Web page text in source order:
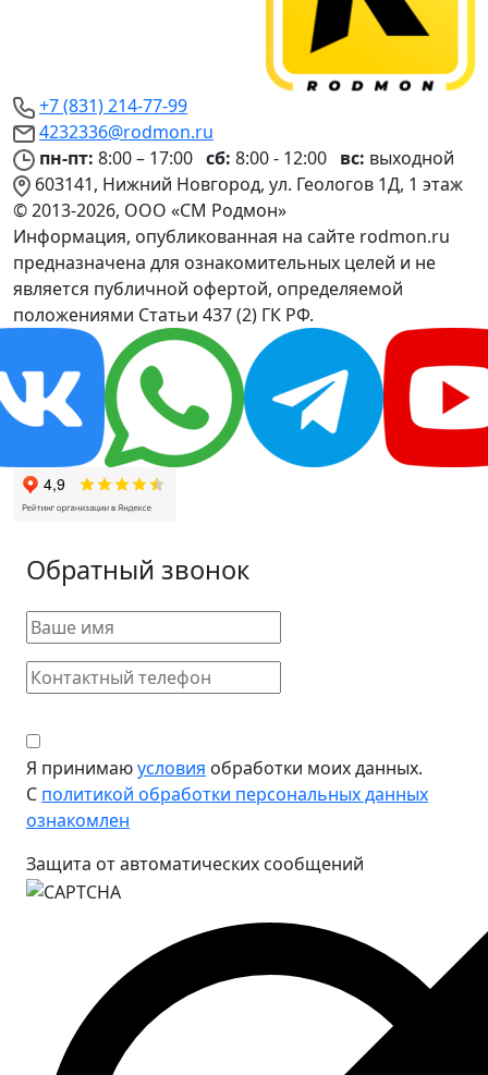
+7 (831) 214-77-99
4232336@rodmon.ru
пн-пт: 8:00 – 17:00 сб: 8:00 - 12:00 вс: выходной
603141, Нижний Новгород, ул. Геологов 1Д, 1 этаж
© 2013-2026, ООО «СМ Родмон»
Информация, опубликованная на сайте rodmon.ru
предназначена для ознакомительных целей и не
является публичной офертой, определяемой
положениями Статьи 437 (2) ГК РФ.
Обратный звонок
Я принимаюусловия обработки моих данных.
С политикой обработки персональных данных
ознакомлен
Защита от автоматических сообщений